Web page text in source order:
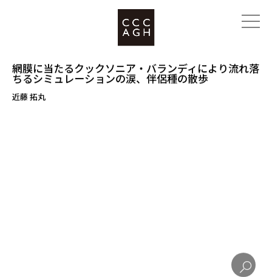
網膜に当たるクックソニア・バランディにより流れ落
ちるシミュレーションの涙、伴侶種の散歩
近藤 拓丸